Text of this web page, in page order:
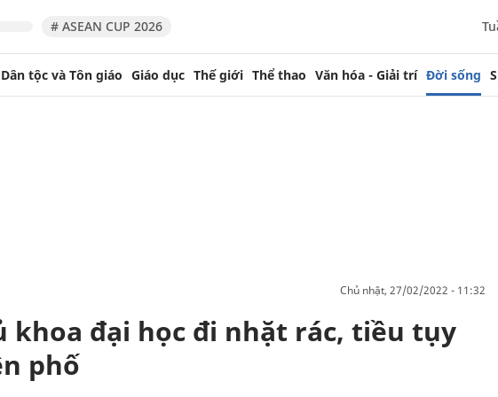
# ASEAN CUP 2026
Dân tộc và Tôn giáo Giáo dục Thế giới Thể thao Văn hóa - Giải trí Đời sống
chủ nhật, 27/02/2022 - 11:32
khoa đại học đi nhặt rác, tiều tụy
phố